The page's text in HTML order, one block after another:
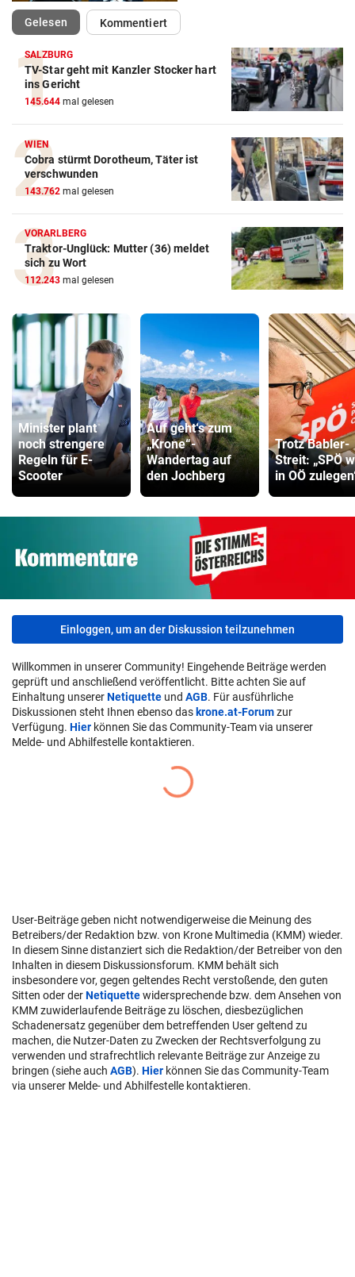
Gelesen(ausgewählt)Kommentiert
SALZBURG
TV-Star geht mit Kanzler Stocker hart
ins Gericht
145.644 mal gelesen
WIEN
Cobra stürmt Dorotheum, Täter ist
verschwunden
143.762 mal gelesen
VORARLBERG
Traktor-Unglück: Mutter (36) meldet
sich zu Wort
112.243 mal gelesen
Minister plant
noch strengere
Regeln für E-
Scooter
Auf geht‘s zum
„Krone“-
Wandertag auf
den Jochberg
Trotz Babler-
Streit: „SPÖ
in OÖ
Einloggen, um an der Diskussion teilzunehmen
Willkommen in unserer Community! Eingehende Beiträge werden
geprüft und anschließend veröffentlicht. Bitte achten Sie auf
Einhaltung unsererNetiquette und AGB. Für ausführliche
Diskussionen steht Ihnen ebenso das krone.at-Forumzur
Verfügung. Hier können Sie das Community-Team via unserer
Melde- und Abhilfestelle kontaktieren.
User-Beiträge geben nicht notwendigerweise die Meinung des
Betreibers/der Redaktion bzw. von Krone Multimedia (KMM) wieder.
In diesem Sinne distanziert sich die Redaktion/der Betreiber von den
Inhalten in diesem Diskussionsforum. KMM behält sich
insbesondere vor, gegen geltendes Recht verstoßende, den guten
Sitten oder derNetiquettewidersprechende bzw. dem Ansehen von
KMM zuwiderlaufende Beiträge zu löschen, diesbezüglichen
Schadenersatz gegenüber dem betreffenden User geltend zu
machen, die Nutzer-Daten zu Zwecken der Rechtsverfolgung zu
verwenden und strafrechtlich relevante Beiträge zur Anzeige zu
bringen (siehe auch AGB). Hier können Sie das Community-Team
via unserer Melde- und Abhilfestelle kontaktieren.